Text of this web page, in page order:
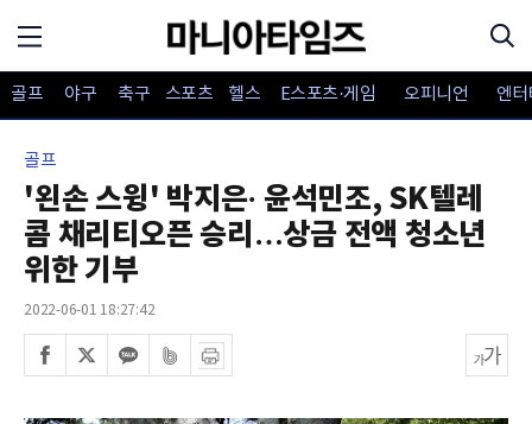
골프 야구 축구 스포츠 헬스 E스포츠·게임 오피니언 엔
골프
'왼손 스윙' 박지은· 윤석민조, SK텔레
콤 채리티오픈 승리…상금 전액 청소년
위한 기부
2022-06-01 18:27:42